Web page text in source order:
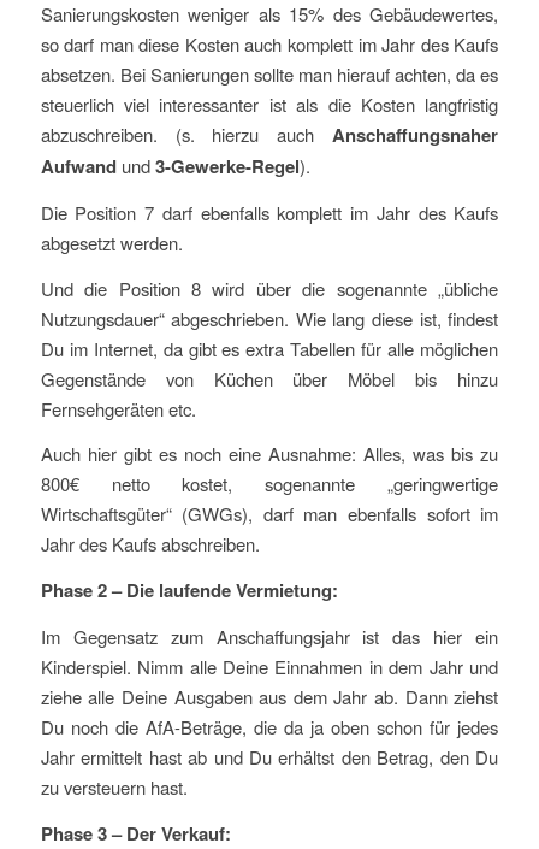
Sanierungskosten weniger als 15% des Gebäudewertes,
so darf man diese Kosten auch komplett im Jahr des Kaufs
absetzen. Bei Sanierungen sollte man hierauf achten, da es
steuerlich viel interessanter ist als die Kosten langfristig
abzuschreiben. (s. hierzu auchAnschaffungsnaher
Aufwandund3-Gewerke-Regel).
Die Position 7 darf ebenfalls komplett im Jahr des Kaufs
abgesetzt werden.
Und die Position 8 wird über die sogenannte „übliche
Nutzungsdauer“ abgeschrieben. Wie lang diese ist, findest
Du im Internet, da gibt es extra Tabellen für alle möglichen
Gegenstände von Küchen über Möbel bis hinzu
Fernsehgeräten etc.
Auch hier gibt es noch eine Ausnahme: Alles, was bis zu
800€ netto kostet, sogenannte „geringwertige
Wirtschaftsgüter“ (GWGs), darf man ebenfalls sofort im
Jahr des Kaufs abschreiben.
Phase 2 – Die laufende Vermietung:
Im Gegensatz zum Anschaffungsjahr ist das hier ein
Kinderspiel. Nimm alle Deine Einnahmen in dem Jahr und
ziehe alle Deine Ausgaben aus dem Jahr ab. Dann ziehst
Du noch die AfA-Beträge, die da ja oben schon für jedes
Jahr ermittelt hast ab und Du erhältst den Betrag, den Du
zu versteuern hast.
Phase 3 – Der Verkauf: